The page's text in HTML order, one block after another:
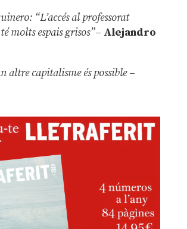
“L’accés al professorat
molts espais grisos”– Alejandro
altre capitalisme és possible –